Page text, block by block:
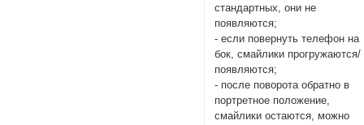
стандартных, они не
появляются;
- если повернуть телефон на
бок, смайлики прогружаются/
появляются;
- после поворота обратно в
портретное положение,
смайлики остаются, можно